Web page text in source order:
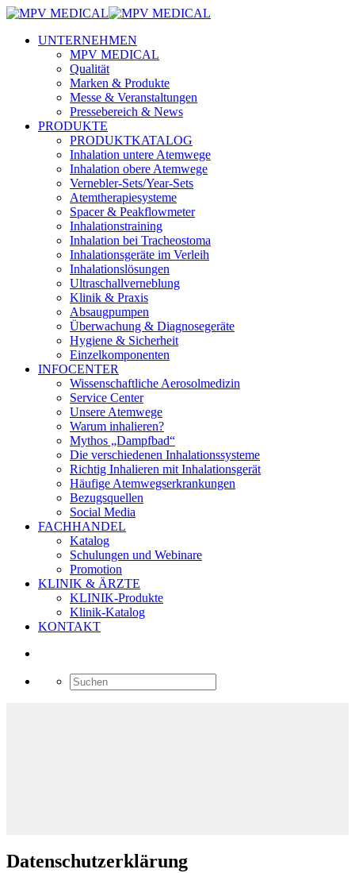
UNTERNEHMEN
MPV MEDICAL
Qualität
Marken & Produkte
Messe & Veranstaltungen
Pressebereich & News
PRODUKTE
PRODUKTKATALOG
Inhalation untere Atemwege
Inhalation obere Atemwege
Vernebler-Sets/Year-Sets
Atemtherapiesysteme
Spacer & Peakflowmeter
Inhalationstraining
Inhalation bei Tracheostoma
Inhalationsgeräte im Verleih
Inhalationslösungen
Ultraschallverneblung
Klinik & Praxis
Absaugpumpen
Überwachung & Diagnosegeräte
Hygiene & Sicherheit
Einzelkomponenten
INFOCENTER
Wissenschaftliche Aerosolmedizin
Service Center
Unsere Atemwege
Warum inhalieren?
Mythos „Dampfbad“
Die verschiedenen Inhalationssysteme
Richtig Inhalieren mit Inhalationsgerät
Häufige Atemwegserkrankungen
Bezugsquellen
Social Media
FACHHANDEL
Katalog
Schulungen und Webinare
Promotion
KLINIK & ÄRZTE
KLINIK-Produkte
Klinik-Katalog
KONTAKT
Datenschutzerklärung